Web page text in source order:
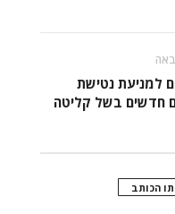
למניעת נטישת
חדשים בשל קליטה
הכותב